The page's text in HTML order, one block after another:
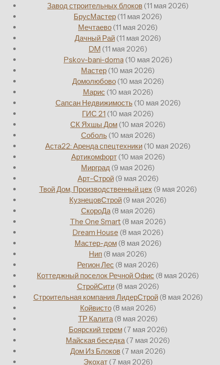
Завод строительных блоков (11 мая 2026)
БрусМастер (11 мая 2026)
Мечтаево (11 мая 2026)
Дачный Рай (11 мая 2026)
DM (11 мая 2026)
Pskov-bani-doma (10 мая 2026)
Мастер (10 мая 2026)
Домолюбово (10 мая 2026)
Марис (10 мая 2026)
Сапсан Недвижимость (10 мая 2026)
ГИС 21 (10 мая 2026)
СК Яхшы Дом (10 мая 2026)
Соболь (10 мая 2026)
Аста22: Аренда спецтехники (10 мая 2026)
Артикомфорт (10 мая 2026)
Мирград (9 мая 2026)
Арт-Строй (9 мая 2026)
Твой Дом, Производственный цех (9 мая 2026)
КузнецовСтрой (9 мая 2026)
СкороДа (8 мая 2026)
The One Smart (8 мая 2026)
Dream House (8 мая 2026)
Мастер-дом (8 мая 2026)
Нип (8 мая 2026)
Регион Лес (8 мая 2026)
Коттеджный поселок Речной Офис (8 мая 2026)
СтройСити (8 мая 2026)
Строительная компания ЛидерСтрой (8 мая 2026)
Койвисто (8 мая 2026)
ТР Калита (8 мая 2026)
Боярский терем (7 мая 2026)
Майская беседка (7 мая 2026)
Дом Из Блоков (7 мая 2026)
Экохат (7 мая 2026)